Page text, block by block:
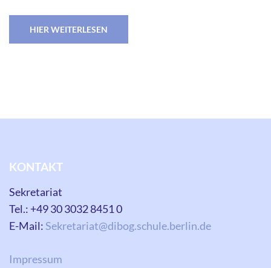
HIER WEITERLESEN
KONTAKT
Sekretariat
Tel.: +49 30 3032 8451 0
E-Mail: Sekretariat@dibog.schule.berlin.de
Impressum